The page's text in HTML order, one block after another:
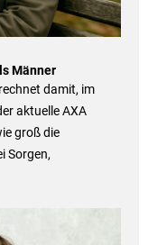
Männer
damit, im
aktuelle AXA
groß die
Sorgen,